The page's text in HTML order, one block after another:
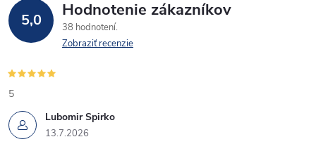
5,0 Hodnotenie zákazníkov
38 hodnotení
Zobraziť recenzie
Lubomir Spirko
13.7.2026
5